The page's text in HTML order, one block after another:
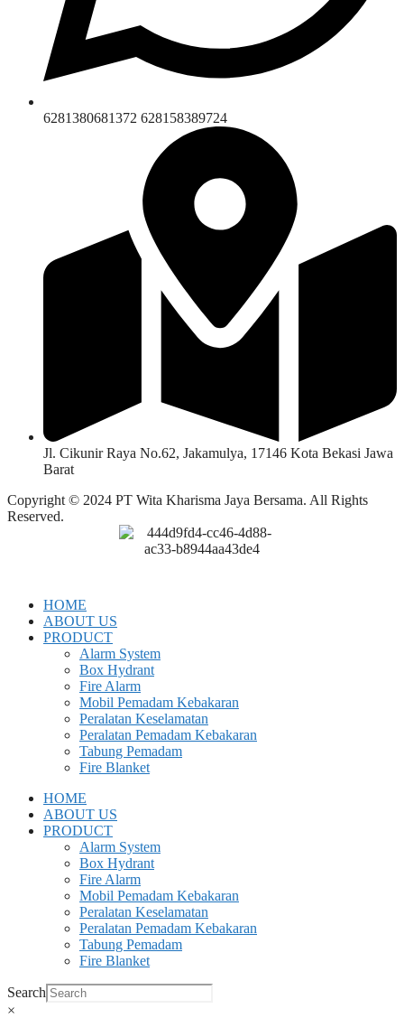
6281380681372 628158389724
Jl. Cikunir Raya No.62, Jakamulya, 17146 Kota Bekasi Jawa
Barat
Copyright © 2024 PT Wita Kharisma Jaya Bersama. All Rights
Reserved.
HOME
ABOUT US
PRODUCT
Alarm System
Box Hydrant
Fire Alarm
Mobil Pemadam Kebakaran
Peralatan Keselamatan
Peralatan Pemadam Kebakaran
Tabung Pemadam
Fire Blanket
HOME
ABOUT US
PRODUCT
Alarm System
Box Hydrant
Fire Alarm
Mobil Pemadam Kebakaran
Peralatan Keselamatan
Peralatan Pemadam Kebakaran
Tabung Pemadam
Fire Blanket
Search
×